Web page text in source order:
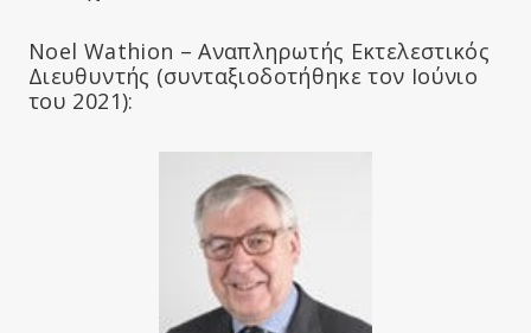
Noel Wathion – Αναπληρωτής Εκτελεστικός
Διευθυντής (συνταξιοδοτήθηκε τον Ιούνιο
του 2021):